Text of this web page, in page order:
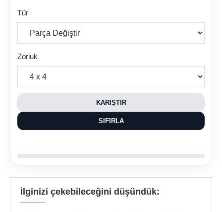
Tür
Zorluk
KARIŞTIR
SIFIRLA
İlginizi çekebileceğini düşündük: